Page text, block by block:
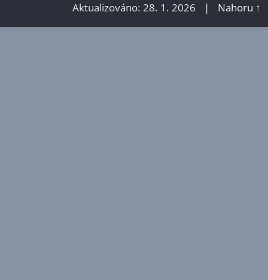
Aktualizováno: 28. 1. 2026
| Nahoru ↑